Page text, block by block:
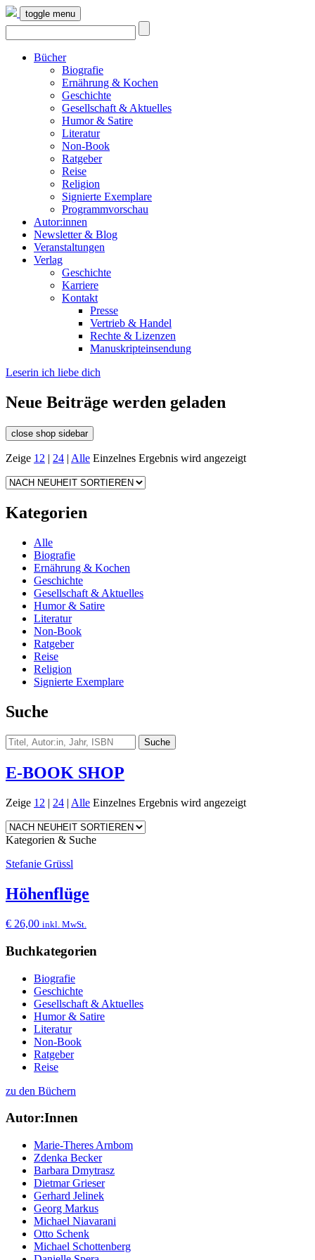
toggle menu
Bücher
Biografie
Ernährung & Kochen
Geschichte
Gesellschaft & Aktuelles
Humor & Satire
Literatur
Non-Book
Ratgeber
Reise
Religion
Signierte Exemplare
Programmvorschau
Autor:innen
Newsletter & Blog
Veranstaltungen
Verlag
Geschichte
Karriere
Kontakt
Presse
Vertrieb & Handel
Rechte & Lizenzen
Manuskripteinsendung
Leserin ich liebe dich
Neue Beiträge werden geladen
close shop sidebar
Zeige 12 | 24 | Alle Einzelnes Ergebnis wird angezeigt
Kategorien
Alle
Biografie
Ernährung & Kochen
Geschichte
Gesellschaft & Aktuelles
Humor & Satire
Literatur
Non-Book
Ratgeber
Reise
Religion
Signierte Exemplare
Suche
E-BOOK SHOP
Zeige 12 | 24 | Alle Einzelnes Ergebnis wird angezeigt
Kategorien & Suche
Stefanie Grüssl
Höhenflüge
€ 26,00 inkl. MwSt.
Buchkategorien
Biografie
Geschichte
Gesellschaft & Aktuelles
Humor & Satire
Literatur
Non-Book
Ratgeber
Reise
zu den Büchern
Autor:Innen
Marie-Theres Arnbom
Zdenka Becker
Barbara Dmytrasz
Dietmar Grieser
Gerhard Jelinek
Georg Markus
Michael Niavarani
Otto Schenk
Michael Schottenberg